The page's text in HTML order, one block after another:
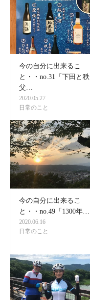
今の自分に出来るこ
と・・no.31「下田と秩
父…
2020.05.27
日常のこと
今の自分に出来るこ
と・・no.49「1300年…
2020.06.16
日常のこと